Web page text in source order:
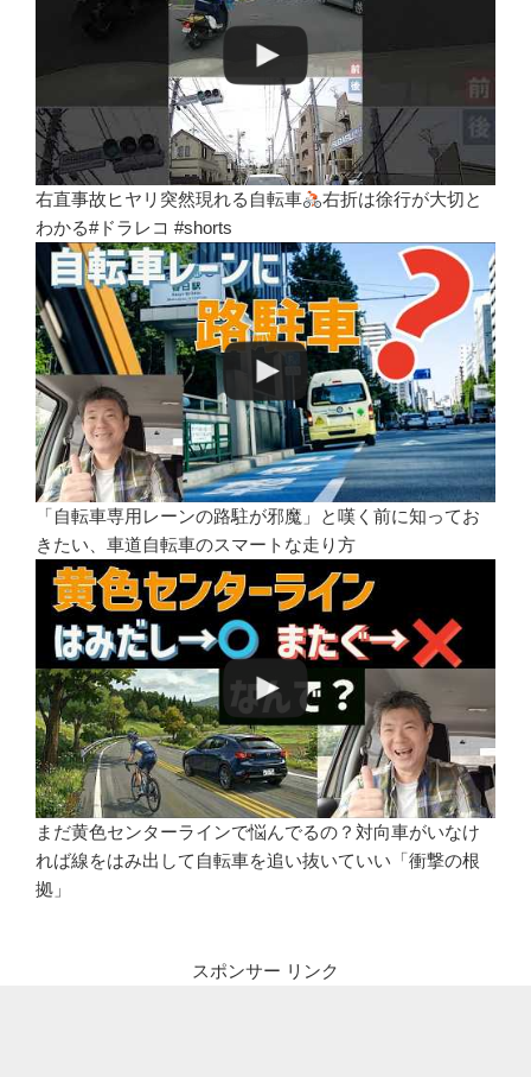
右直事故ヒヤリ突然現れる自転車
右折は徐行が大切と
わかる#ドラレコ #shorts
「自転車専用レーンの路駐が邪魔」と嘆く前に知ってお
きたい、車道自転車のスマートな走り方
まだ黄色センターラインで悩んでるの？対向車がいなけ
れば線をはみ出して自転車を追い抜いていい「衝撃の根
拠」
スポンサー リンク